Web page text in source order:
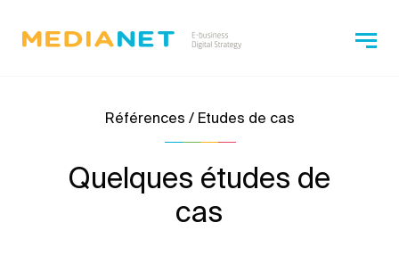
Références / Etudes de cas
Quelques études de
cas